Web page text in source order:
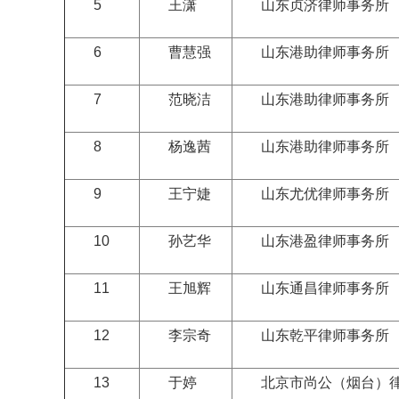
5 王潇 山东贞济律师事务所
6 曹慧强 山东港助律师事务所
7 范晓洁 山东港助律师事务所
8 杨逸茜 山东港助律师事务所
9 王宁婕 山东尤优律师事务所
10 孙艺华 山东港盈律师事务所
11 王旭辉 山东通昌律师事务所
12 李宗奇 山东乾平律师事务所
13 于婷 北京市尚公（烟台）